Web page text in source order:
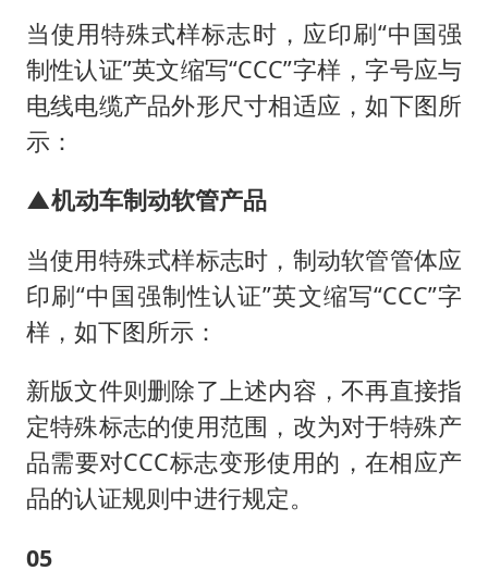
当使用特殊式样标志时，应印刷“中国强
制性认证”英文缩写“CCC”字样，字号应与
电线电缆产品外形尺寸相适应，如下图所
示：
▲机动车制动软管产品
当使用特殊式样标志时，制动软管管体应
印刷“中国强制性认证”英文缩写“CCC”字
样，如下图所示：
新版文件则删除了上述内容，不再直接指
定特殊标志的使用范围，改为对于特殊产
品需要对CCC标志变形使用的，在相应产
品的认证规则中进行规定。
05